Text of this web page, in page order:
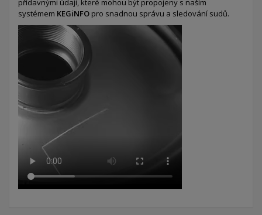
přídavnými údaji, které mohou být propojeny s naším
systémem KEGiNFO pro snadnou správu a sledování sudů.